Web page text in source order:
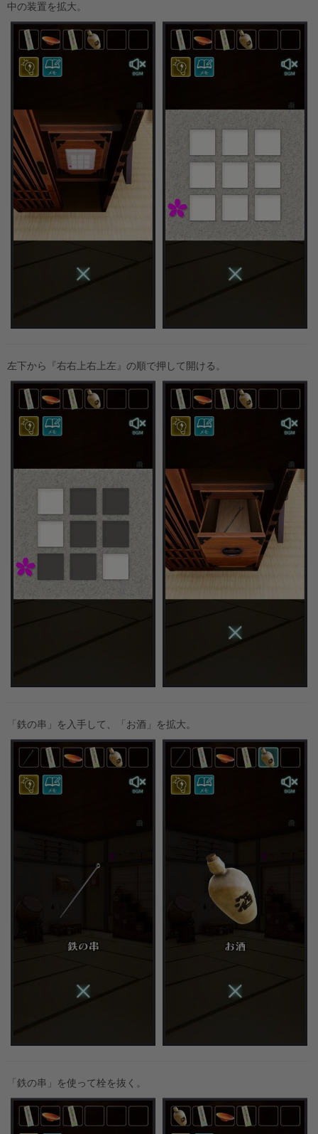
中の装置を拡大。
左下から『右右上右上左』の順で押して開ける。
「鉄の串」を入手して、「お酒」を拡大。
「鉄の串」を使って栓を抜く。